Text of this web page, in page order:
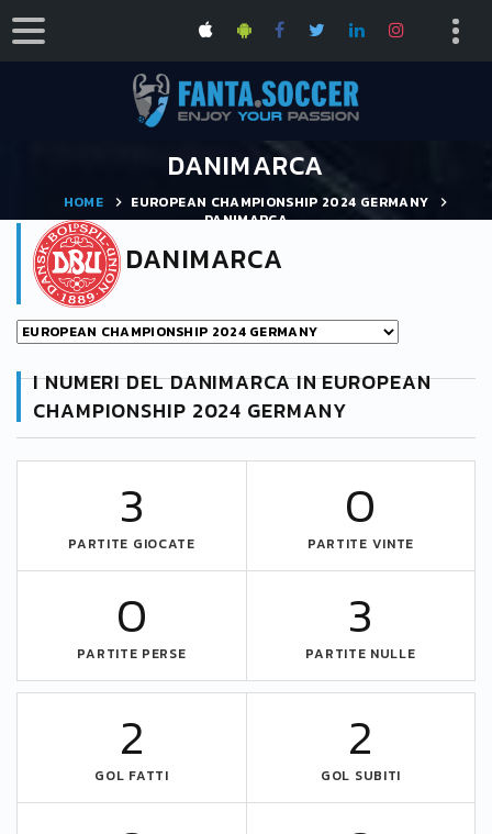
DANIMARCA
HOME
EUROPEAN CHAMPIONSHIP 2024 GERMANY
DANIMARCA
DANIMARCA
I NUMERI DEL DANIMARCA IN EUROPEAN
CHAMPIONSHIP 2024 GERMANY
3
PARTITE GIOCATE
0
PARTITE VINTE
0
PARTITE PERSE
3
PARTITE NULLE
2
GOL FATTI
2
GOL SUBITI